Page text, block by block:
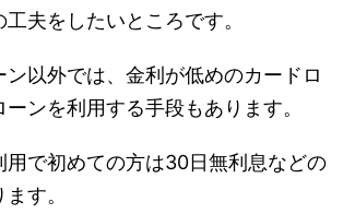
夫をしたいところです。
ン以外では、金利が低めのカードロ
ンを利用する手段もあります。
用で初めての方は30日無利息などの
す。